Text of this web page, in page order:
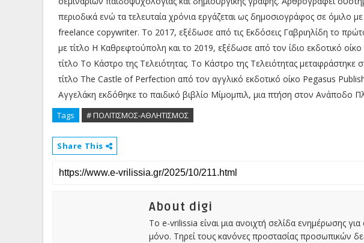
περιοδικά ενώ τα τελευταία χρόνια εργάζεται ως δημοσιογράφος σε όμιλο
freelance copywriter. Το 2017, εξέδωσε από τις Εκδόσεις Γαβριηλίδη το
με τίτλο Η Καθρεφτούπολη και το 2019, εξέδωσε από τον ίδιο εκδοτικό
τίτλο Το Κάστρο της Τελειότητας. Το Κάστρο της Τελειότητας μεταφράστηκε
τίτλο The Castle of Perfection από τον αγγλικό εκδοτικό οίκο Pegasus
Αγγελάκη εκδόθηκε το παιδικό βιβλίο Μίμομπιλ, μια πτήση στον Ανάποδο
Tags # ΠΟΛΙΤΙΣΜΟΣ-ΑΘΛΗΤΙΣΜΟΣ
Share This
About digi
Το e-vrilissia είναι μια ανοιχτή σελίδα ενημέρωσης
μόνο. Τηρεί τους κανόνες προστασίας προσωπικών